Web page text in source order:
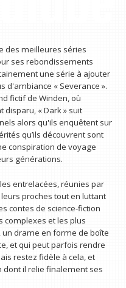
des meilleures séries
ses rebondissements
une série à ajouter
d'ambiance « Severance ».
fictif de Winden, où
« Dark » suit
alors qu'ils enquêtent sur
qu’ils découvrent sont
conspiration de voyage
générations.
entrelacées, réunies par
proches tout en luttant
contes de science-fiction
complexes et les plus
drame en forme de boîte
et qui peut parfois rendre
restez fidèle à cela, et
dont il relie finalement ses